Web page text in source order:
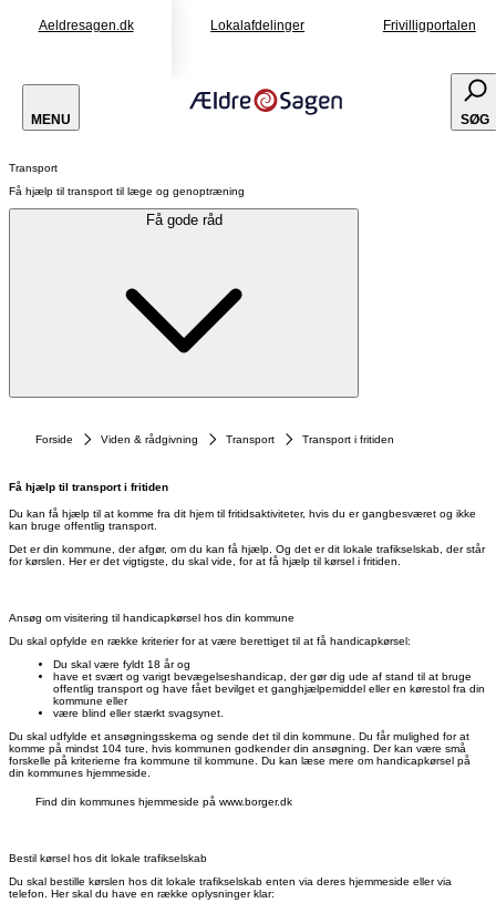
Aeldresagen.dk Lokalafdelinger Frivilligportalen
MENU SØG
Transport
Få hjælp til transport til læge og genoptræning
Få gode råd
Forside Viden & rådgivning Transport Transport i fritiden
Få hjælp til transport i fritiden
Du kan få hjælp til at komme fra dit hjem til fritidsaktiviteter, hvis du er gangbesværet og ikke
kan bruge offentlig transport.
Det er din kommune, der afgør, om du kan få hjælp. Og det er dit lokale trafikselskab, der står
for kørslen. Her er det vigtigste, du skal vide, for at få hjælp til kørsel i fritiden.
Ansøg om visitering til handicapkørsel hos din kommune
Du skal opfylde en række kriterier for at være berettiget til at få handicapkørsel:
Du skal være fyldt 18 år og
have et svært og varigt bevægelseshandicap, der gør dig ude af stand til at bruge
offentlig transport og have fået bevilget et ganghjælpemiddel eller en kørestol fra din
kommune eller
være blind eller stærkt svagsynet.
Du skal udfylde et ansøgningsskema og sende det til din kommune. Du får mulighed for at
komme på mindst 104 ture, hvis kommunen godkender din ansøgning. Der kan være små
forskelle på kriterierne fra kommune til kommune. Du kan læse mere om handicapkørsel på
din kommunes hjemmeside.
Find din kommunes hjemmeside på www.borger.dk
Bestil kørsel hos dit lokale trafikselskab
Du skal bestille kørslen hos dit lokale trafikselskab enten via deres hjemmeside eller via
telefon. Her skal du have en række oplysninger klar: